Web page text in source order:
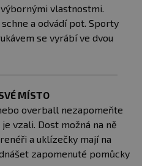
vlastnostmi.
a odvádí pot. Sporty
se vyrábí ve dvou
MÍSTO
overball nezapomeňte
vzali. Dost možná na ně
a uklízečky mají na
zapomenuté pomůcky